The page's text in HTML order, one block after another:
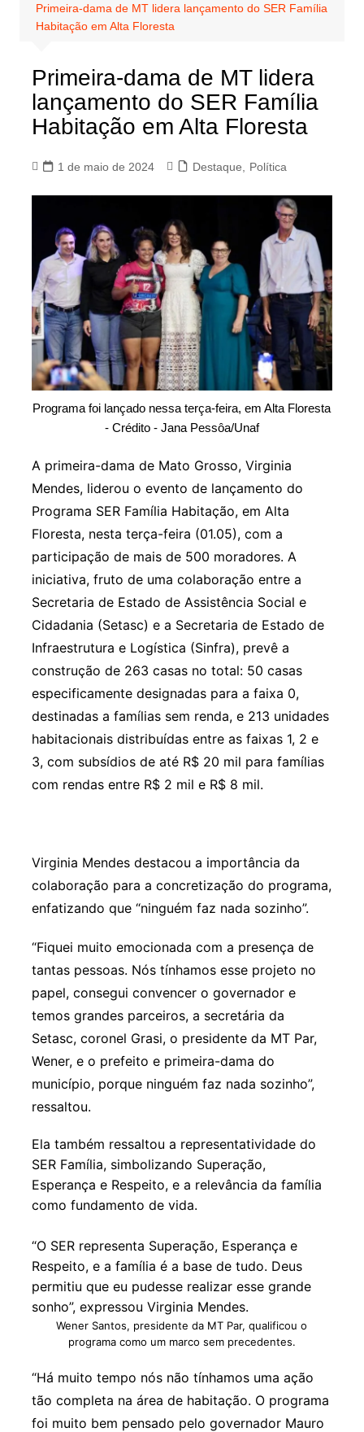
Primeira-dama de MT lidera lançamento do SER Família
Habitação em Alta Floresta
Primeira-dama de MT lidera
lançamento do SER Família
Habitação em Alta Floresta
1 de maio de 2024 Destaque Política
Programa foi lançado nessa terça-feira, em Alta Floresta
- Crédito - Jana Pessôa/Unaf
A primeira-dama de Mato Grosso, Virginia
Mendes, liderou o evento de lançamento do
Programa SER Família Habitação, em Alta
Floresta, nesta terça-feira (01.05), com a
participação de mais de 500 moradores. A
iniciativa, fruto de uma colaboração entre a
Secretaria de Estado de Assistência Social e
Cidadania (Setasc) e a Secretaria de Estado de
Infraestrutura e Logística (Sinfra), prevê a
construção de 263 casas no total: 50 casas
especificamente designadas para a faixa 0,
destinadas a famílias sem renda, e 213 unidades
habitacionais distribuídas entre as faixas 1, 2 e
3, com subsídios de até R$ 20 mil para famílias
com rendas entre R$ 2 mil e R$ 8 mil.
Virginia Mendes destacou a importância da
colaboração para a concretização do programa,
enfatizando que “ninguém faz nada sozinho”.
“Fiquei muito emocionada com a presença de
tantas pessoas. Nós tínhamos esse projeto no
papel, consegui convencer o governador e
temos grandes parceiros, a secretária da
Setasc, coronel Grasi, o presidente da MT Par,
Wener, e o prefeito e primeira-dama do
município, porque ninguém faz nada sozinho”,
ressaltou.
Ela também ressaltou a representatividade do
SER Família, simbolizando Superação,
Esperança e Respeito, e a relevância da família
como fundamento de vida.
“O SER representa Superação, Esperança e
Respeito, e a família é a base de tudo. Deus
permitiu que eu pudesse realizar esse grande
sonho”, expressou Virginia Mendes.
Wener Santos, presidente da MT Par, qualificou o
programa como um marco sem precedentes.
“Há muito tempo nós não tínhamos uma ação
tão completa na área de habitação. O programa
foi muito bem pensado pelo governador Mauro